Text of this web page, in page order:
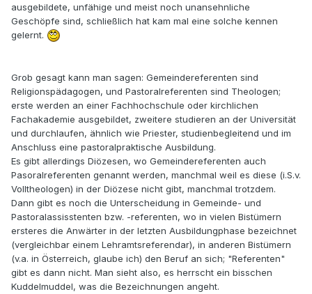
ausgebildete, unfähige und meist noch unansehnliche
Geschöpfe sind, schließlich hat kam mal eine solche kennen
gelernt.
Grob gesagt kann man sagen: Gemeindereferenten sind
Religionspädagogen, und Pastoralreferenten sind Theologen;
erste werden an einer Fachhochschule oder kirchlichen
Fachakademie ausgebildet, zweitere studieren an der Universität
und durchlaufen, ähnlich wie Priester, studienbegleitend und im
Anschluss eine pastoralpraktische Ausbildung.
Es gibt allerdings Diözesen, wo Gemeindereferenten auch
Pasoralreferenten genannt werden, manchmal weil es diese (i.S.v.
Volltheologen) in der Diözese nicht gibt, manchmal trotzdem.
Dann gibt es noch die Unterscheidung in Gemeinde- und
Pastoralassisstenten bzw. -referenten, wo in vielen Bistümern
ersteres die Anwärter in der letzten Ausbildungphase bezeichnet
(vergleichbar einem Lehramtsreferendar), in anderen Bistümern
(v.a. in Österreich, glaube ich) den Beruf an sich; "Referenten"
gibt es dann nicht. Man sieht also, es herrscht ein bisschen
Kuddelmuddel, was die Bezeichnungen angeht.